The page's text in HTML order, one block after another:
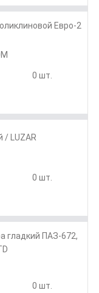
Евро-2
0 шт.
/ LUZAR
0 шт.
гладкий ПАЗ-672,
0 шт.